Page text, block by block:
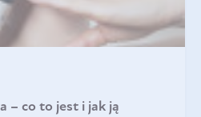
– co to jest i jak ją